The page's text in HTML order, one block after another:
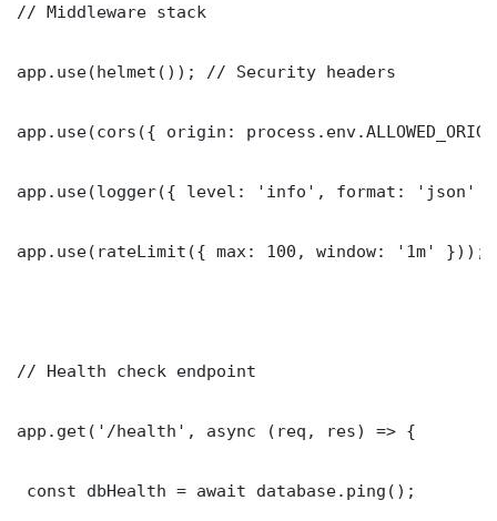
// Middleware stack
app.use(helmet()); // Security headers
app.use(cors({ origin:
app.use(logger({ level: 'info', format: 'json'
app.use(rateLimit({ max: 100, window: '1m' }));
// Health check endpoint
app.get('/health', async (req, res) => {
const dbHealth = await database.ping();